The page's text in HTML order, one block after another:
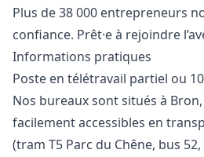
Plus de 38 000 entrepreneurs
confiance. Prêt·e à rejoindre
Informations pratiques
Poste en télétravail partiel ou
Nos bureaux sont situés à
facilement accessibles en
(tram T5 Parc du Chêne, bus 52,